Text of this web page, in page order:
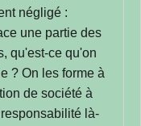
négligé :
une partie des
qu'est-ce qu'on
? On les forme à
de société à
là-